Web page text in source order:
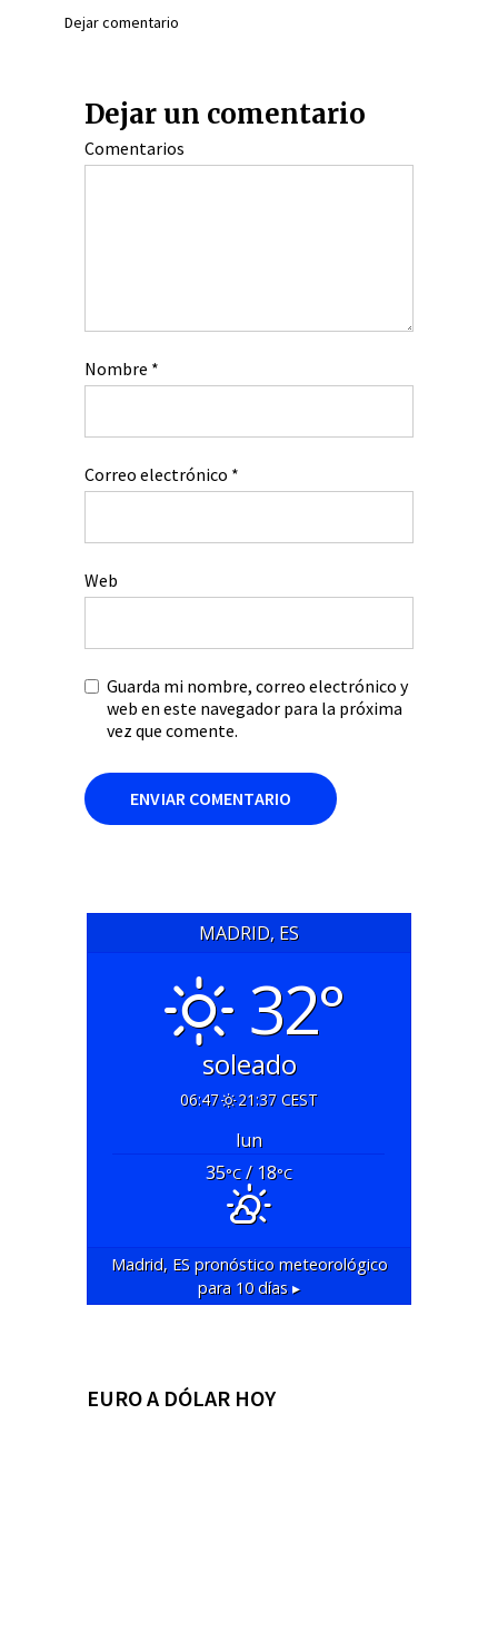
Dejar comentario
Dejar un comentario
Comentarios
Nombre *
Correo electrónico *
Web
Guarda mi nombre, correo electrónico y
web en este navegador para la próxima
vez que comente.
MADRID, ES
32°
soleado
06:47 21:37 CEST
lun
35°C/ 18°C
Madrid, ESpronóstico meteorológico
para 10 días ▸
EURO A DÓLAR HOY